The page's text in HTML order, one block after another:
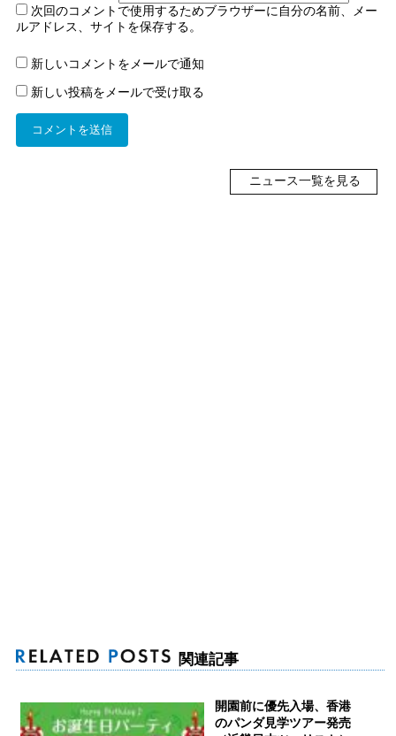
次回のコメントで使用するためブラウザーに自分の名前、メー
ルアドレス、サイトを保存する。
新しいコメントをメールで通知
新しい投稿をメールで受け取る
ニュース一覧を見る
関連記事
開園前に優先入場、香港
のパンダ見学ツアー発売